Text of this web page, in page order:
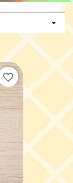

favorite_border